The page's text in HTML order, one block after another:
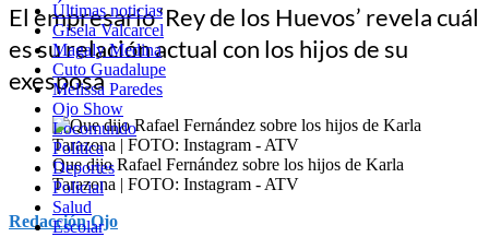
Últimas noticias
Gisela Valcarcel
Magaly Medina
Cuto Guadalupe
Melissa Paredes
Ojo Show
Locomundo
Política
Deportes
Policial
Salud
Escolar
El empresario ‘Rey de los Huevos’ revela cuál
es su relación actual con los hijos de su
exesposa
Que dijo Rafael Fernández sobre los hijos de Karla
Tarazona | FOTO: Instagram - ATV
Redacción Ojo